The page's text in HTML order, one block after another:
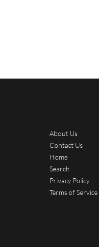
About Us
Contact Us
Home
Search
Privacy Policy
Terms of Service